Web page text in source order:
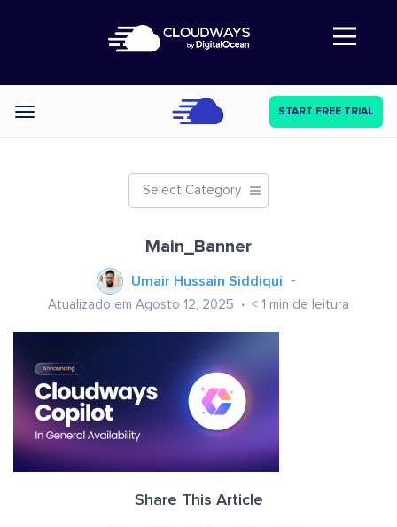
Abre a navegação
Categories START FREE TRIAL
Select Category
Main_Banner
Umair Hussain Siddiqui
Atualizado em Agosto 12, 2025 < 1 min de leitura
Share This Article